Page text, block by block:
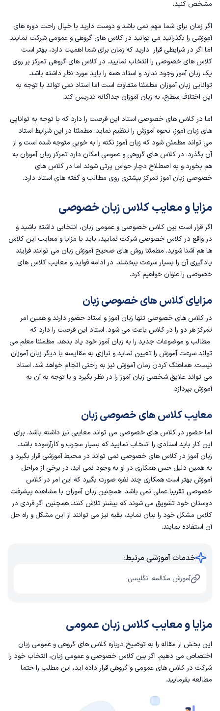
مشخص کنید.
اگر زمان برای شما مهم نمی باشد و دوست دارید با خیال راحت دوره های
آموزشی را بگذرانید می توانید در کلاس های گروهی و عمومی شرکت نمایید.
اما اگر در شرایطی قرار دارید که زمان برای شما اهمیت دارد، بهتر است
کلاس های خصوصی را انتخاب نمایید. در کلاس های گروهی تمرکز بر روی
یک زبان آموز وجود ندارد و استاد همه را باید مورد نظر داشته باشد.
توانایی زبان آموزان مطمئنا متفاوت است اما استاد نمی تواند با توجه به
این اختلاف سطح، به زبان آموزان جداگانه تدریس کند.
اما در کلاس های خصوصی استاد این فرصت را دارد که با توجه به توانایی
های زبان آموز، نحوه آموزش را تنظیم نماید. مطمئنا در این شرایط استاد
می تواند مطمئن شود که زبان آموز نکته را به خوبی متوجه شده است و از
آن بگذرد. در کلاس های گروهی و عمومی امکان دارد تمرکز زبان آموزان به
هم بخورد و به اصطلاح دچار حواس پرتی شوند اما در کلاس های
خصوصی زبان آموز تمرکز بیشتری روی مطالب و گفته‌ های استاد دارد.
مزایا و معایب کلاس زبان خصوصی
اگر قرار است بین کلاس خصوصی و عمومی زبان، انتخابی داشته باشید و
در واقع در کلاس خصوصی شرکت نمایید، باید با مزایا و معایب این کلاس
ها هم آشنا شوید. مطمئنا روش های صحیح آموزش زبان می توانند فرایند
یادگیری آن‌ را بسیار سرعت ببخشند. در ادامه فواید و معایب کلاس های
خصوصی را عنوان خواهیم کرد.
مزایای کلاس های خصوصی زبان
در کلاس های خصوصی تنها زبان آموز و استاد حضور دارند و همین امر
تمرکز هر دو را در کلاس باعث می شود. استاد این فرصت را دارد که
مطالب و موضوعات جدید را به زبان آموز خود یاد بدهد. مطمئنا معلم می
تواند سرعت آموزش را تعیین نماید و نیازی به مقایسه با دیگر زبان آموزان
نیست. هماهنگ کردن زمان آموزش نیز به راحتی انجام خواهد شد. استاد
می تواند علایق شخصی زبان آموز را در نظر بگیرد و با توجه به آن به
آموزش بپردازد.
معایب کلاس های خصوصی زبان
اما حضور در کلاس های خصوصی می تواند معایبی نیز داشته باشد. برای
این کار باید استادی را انتخاب نمایید که بسیار مجرب و کارآزموده باشد.
زبان آموز در کلاس های خصوصی نمی تواند در محیط آموزشی قرار بگیرد و
به همین دلیل حس همکاری در او به وجود نمی آید. در برخی از مراحل
آموزش بهتر است همکاری چند نفره صورت بگیرد که این امر در کلاس
خصوصی تقریبا عملی نمی باشد. همچنین زبان آموزان با مشاهده پیشرفت
دوستان خود تشویق می شوند که بیشتر تلاش کنند. همچنین اگر فردی در
کلاس مشکل خود را بیان نماید، بقیه نیز می توانند از این مشکل و راه حل
آن استفاده نمایند‌.
خدمات آموزشی مرتبط:
آموزش مکالمه انگلیسی
مزایا و معایب کلاس زبان عمومی
این بخش از مقاله را به توضیح درباره کلاس های گروهی و عمومی زبان
اختصاص می دهیم. اگر بین کلاس خصوصی و عمومی زبان، انتخاب خود را
شرکت در کلاس های عمومی و گروهی قرار داده اید، این مطلب را حتما
مطالعه بفرمایید.